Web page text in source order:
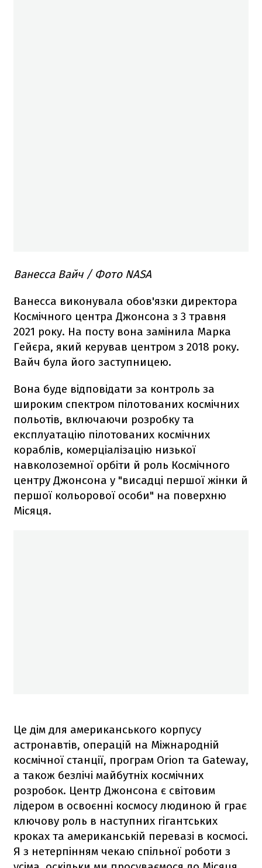
Ванесса Вайч / Фото NASA
Ванесса виконувала обов'язки директора
Космічного центра Джонсона з 3 травня
2021 року. На посту вона замінила Марка
Гейєра, який керував центром з 2018 року.
Вайч була його заступницею.
Вона буде відповідати за контроль за
широким спектром пілотованих космічних
польотів, включаючи розробку та
експлуатацію пілотованих космічних
кораблів, комерціалізацію низької
навколоземної орбіти й роль Космічного
центру Джонсона у "висадці першої жінки й
першої кольорової особи" на поверхню
Місяця.
Це дім для американського корпусу
астронавтів, операцій на Міжнародній
космічної станції, програм Orion та Gateway,
а також безлічі майбутніх космічних
розробок. Центр Джонсона є світовим
лідером в освоєнні космосу людиною й грає
ключову роль в наступних гігантських
кроках та американській перевазі в космосі.
Я з нетерпінням чекаю спільної роботи з